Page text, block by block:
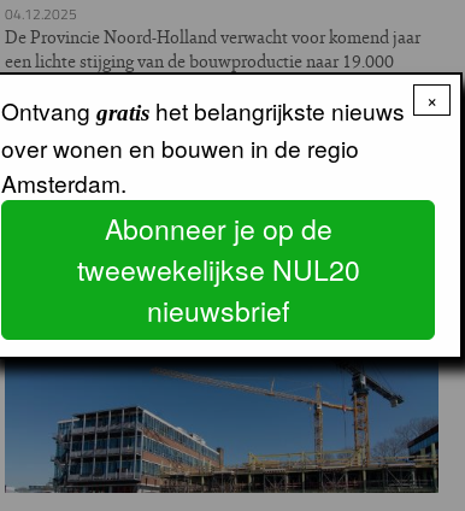
04.12.2025
De Provincie Noord-Holland verwacht voor komend jaar
een lichte stijging van de bouwproductie naar 19.000
sprake van een positief beeld; dit najaar ligt het aantal
verleende bouwvergunningen al op 18.000
nieuwbouwwoningen.
×
Ontvang gratis het belangrijkste nieuws
over wonen en bouwen in de regio
Amsterdam.
Abonneer je op de
tweewekelijkse NUL20
nieuwsbrief